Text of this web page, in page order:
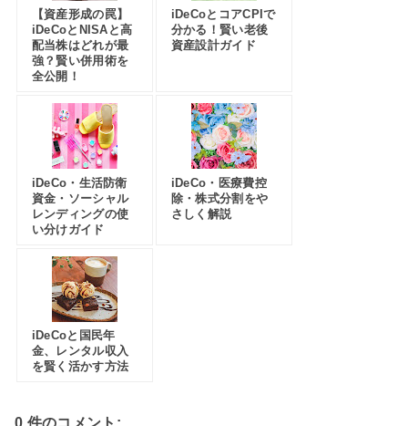
【資産形成の罠】
iDeCoとNISAと高
配当株はどれが最
強？賢い併用術を
全公開！
iDeCoとコアCPIで
分かる！賢い老後
資産設計ガイド
iDeCo・生活防衛
資金・ソーシャル
レンディングの使
い分けガイド
iDeCo・医療費控
除・株式分割をや
さしく解説
iDeCoと国民年
金、レンタル収入
を賢く活かす方法
0 件のコメント: